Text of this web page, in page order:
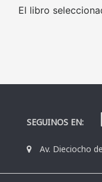
El libro
SEGUINOS EN:
Av. Dieciocho